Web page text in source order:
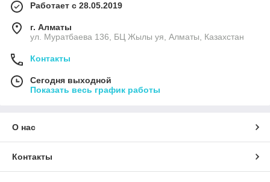
Работает с 28.05.2019
г. Алматы
ул. Муратбаева 136, БЦ Жылы уя, Алматы, Казахстан
Контакты
Сегодня выходной
Показать весь график работы
О нас
Контакты